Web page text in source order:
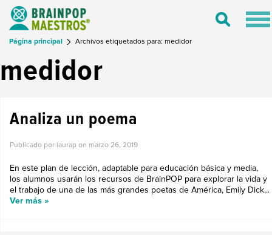
Toggle
Página principal Archivos etiquetados para: medidor
medidor
Analiza un poema
Publicado por laurap on marzo 26, 2019
En este plan de lección, adaptable para educación básica y media,
los alumnos usarán los recursos de BrainPOP para explorar la vida y
el trabajo de una de las más grandes poetas de América, Emily Dick...
Ver más »